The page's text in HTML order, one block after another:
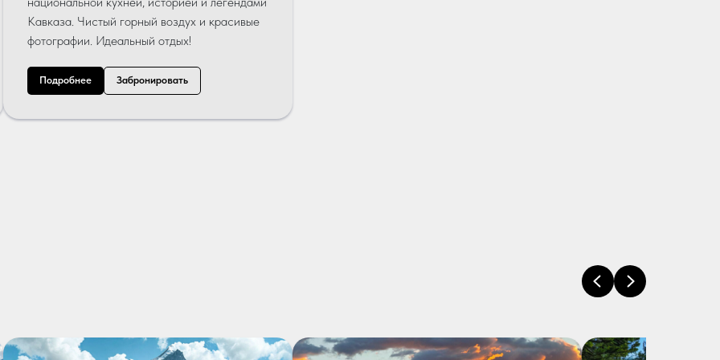
Кавказа. Чистый горный воздух и красивые
фотографии. Идеальный отдых!
Подробнее Забронировать